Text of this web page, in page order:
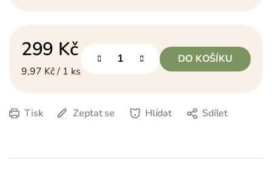
299 Kč
Měrná cena:
9,97 Kč / 1 ks
DO KOŠÍKU
Tisk Zeptat se Hlídat Sdílet